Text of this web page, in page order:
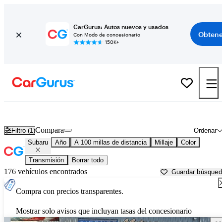
CarGurus: Autos nuevos y usados
Con Modo de concesionario
150K+
Filtro (1) Ordenar
Compara
Subaru Año A 100 millas de distancia Millaje Color
Transmisión Borrar todo
176 vehículos encontrados Guardar
Compra con precios transparentes.
Mostrar solo avisos que incluyan tasas del concesionario